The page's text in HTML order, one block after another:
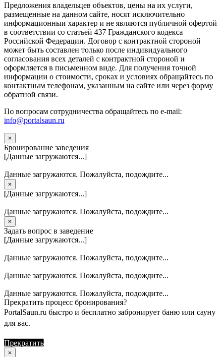
Предложения владельцев объектов, цены на их услуги,
размещенные на данном сайте, носят исключительно
информационныи характер и не являются публичной офертой
в соответствии со статьей 437 Гражданского кодекса
Российской Федерации. Договор с контрактной стороной
может быть составлен только после индивидуального
согласования всех деталей с контрактной стороной и
оформляется в письменном виде. Для получения точной
информации о стоимости, сроках и условиях обращайтесь по
контактным телефонам, указанным на сайте или через форму
обратной связи.
По вопросам сотрудничества обращайтесь по e-mail:
info@portalsaun.ru
×
Бронирование заведения
[Данные загружаются...]
Данные загружаются. Пожалуйста, подождите...
×
[Данные загружаются...]
Данные загружаются. Пожалуйста, подождите...
×
Задать вопрос в заведение
[Данные загружаются...]
Данные загружаются. Пожалуйста, подождите...
Данные загружаются. Пожалуйста, подождите...
Данные загружаются. Пожалуйста, подождите...
Прекратить процесс бронирования?
PortalSaun.ru быстро и бесплатно забронирует баню или сауну
для вас.
Прекратить
×